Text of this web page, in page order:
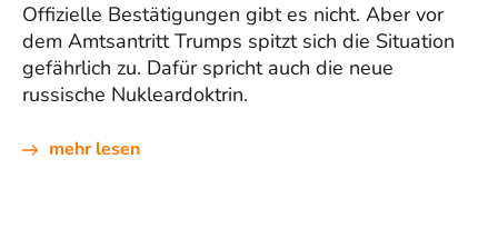
Offizielle Bestätigungen gibt es nicht. Aber vor
dem Amtsantritt Trumps spitzt sich die Situation
gefährlich zu. Dafür spricht auch die neue
russische Nukleardoktrin.
mehr lesen